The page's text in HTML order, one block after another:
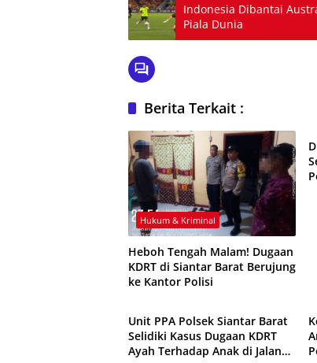
Indonesia Dibantai
Piala Dunia
Berita Terkait :
Hukum & Kriminal
Heboh Tengah Malam! Dugaan
KDRT di Siantar Barat Berujung
ke Kantor Polisi
Hukum & Kriminal
Unit PPA Polsek Siantar Barat
Selidiki Kasus Dugaan KDRT
Ayah Terhadap Anak di Jalan